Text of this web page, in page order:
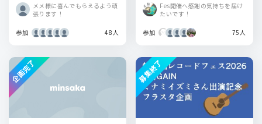
メメ様に喜んでもらえるよう頑
張ります！
参加 48人
ンホール
Fes開催へ感謝の気持ちを届け
たいです！
参加 75人
企画完了 募集終了